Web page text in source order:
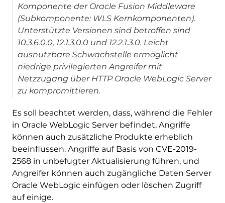
Komponente der Oracle Fusion Middleware
(Subkomponente: WLS Kernkomponenten).
Unterstützte Versionen sind betroffen sind
10.3.6.0.0, 12.1.3.0.0 und 12.2.1.3.0. Leicht
ausnutzbare Schwachstelle ermöglicht
niedrige privilegierten Angreifer mit
Netzzugang über HTTP Oracle WebLogic Server
zu kompromittieren.
Es soll beachtet werden, dass, während die Fehler
in Oracle WebLogic Server befindet, Angriffe
können auch zusätzliche Produkte erheblich
beeinflussen. Angriffe auf Basis von CVE-2019-
2568 in unbefugter Aktualisierung führen, und
Angreifer können auch zugängliche Daten Server
Oracle WebLogic einfügen oder löschen Zugriff
auf einige.